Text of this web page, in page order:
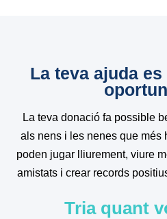
La teva ajuda
La teva donació fa possible
als nens i les nenes que més
poden jugar lliurement, viure
amistats i crear records
Tria quant